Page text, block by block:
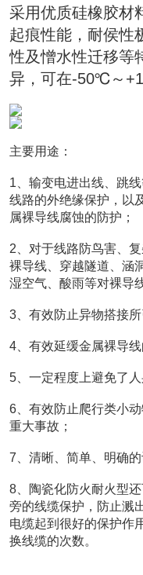
采用优质硅橡胶材
起痕性能，耐侯性
性及憎水性迁移等
异，可在-50℃～
主要用途：
1、输变电进出线、跳
线路的外绝缘保护，以
属裸导线腐蚀的防护；
2、对于线路防鸟害、
裸导线、穿越隧道、涵
湿空气、酸雨等对裸导
3、有效防止异物搭接
4、有效延缓金属裸导线
5、一定程度上避免了人
6、有效防止爬行类小
重大事故；
7、清晰、简单、明确的
8、陶瓷化防火耐火型
旁的线缆保护，防止溅
电缆起到很好的保护作
换线缆的次数。